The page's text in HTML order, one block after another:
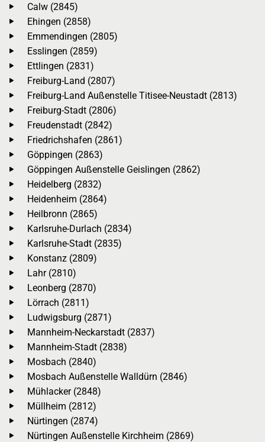
Calw (2845)
Ehingen (2858)
Emmendingen (2805)
Esslingen (2859)
Ettlingen (2831)
Freiburg-Land (2807)
Freiburg-Land Außenstelle Titisee-Neustadt (2813)
Freiburg-Stadt (2806)
Freudenstadt (2842)
Friedrichshafen (2861)
Göppingen (2863)
Göppingen Außenstelle Geislingen (2862)
Heidelberg (2832)
Heidenheim (2864)
Heilbronn (2865)
Karlsruhe-Durlach (2834)
Karlsruhe-Stadt (2835)
Konstanz (2809)
Lahr (2810)
Leonberg (2870)
Lörrach (2811)
Ludwigsburg (2871)
Mannheim-Neckarstadt (2837)
Mannheim-Stadt (2838)
Mosbach (2840)
Mosbach Außenstelle Walldürn (2846)
Mühlacker (2848)
Müllheim (2812)
Nürtingen (2874)
Nürtingen Außenstelle Kirchheim (2869)